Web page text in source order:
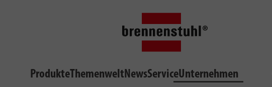
ProdukteThemenweltNewsServiceUnternehmen